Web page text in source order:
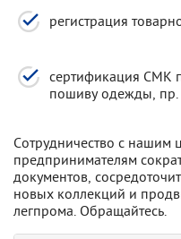
регистрация
сертификация СМК
пошиву одежды, пр.
Сотрудничество с нашим
предпринимателям
документов,
новых коллекций и
легпрома. Обращайтесь.